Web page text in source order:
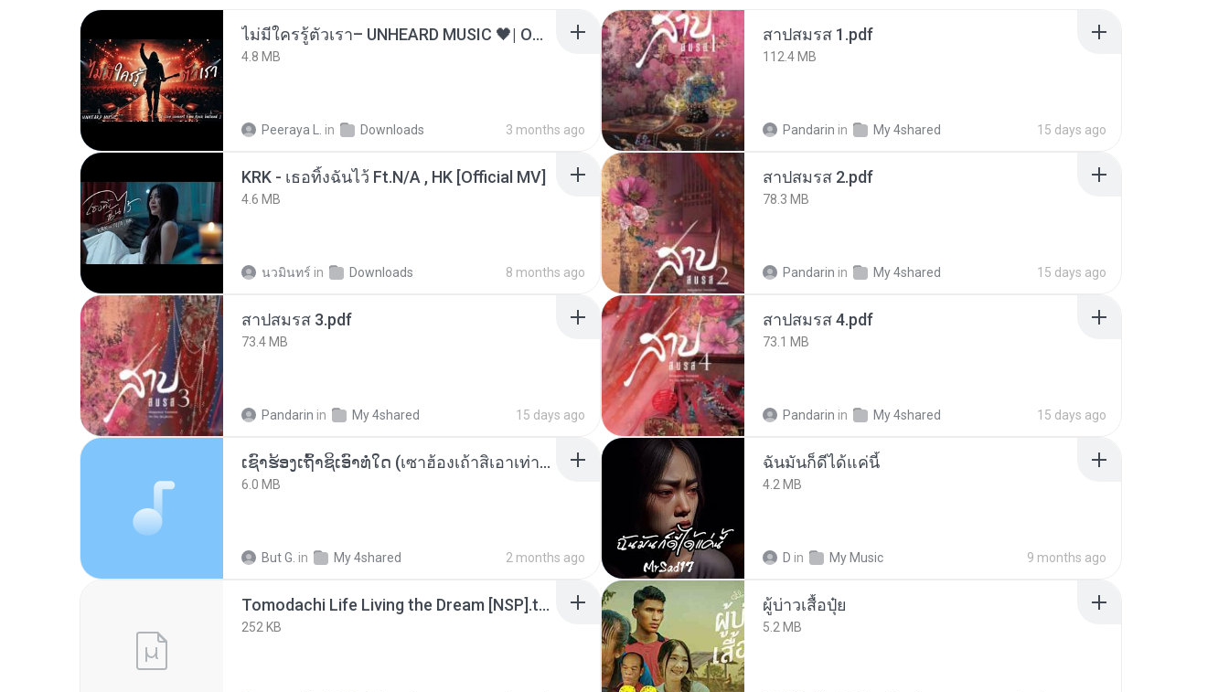
ไม่มีใครรู้ตัวเรา– UNHEARD MUSIC 🖤| Official Lyric Video | เพลงสู้ชีวิต
4.8 MB
Peeraya L. in Downloads 3 months ago
สาปสมรส 1.pdf
112.4 MB
Pandarin in My 4shared 15 days ago
KRK - เธอทิ้งฉันไว้ Ft.N/A , HK [Official MV]
4.6 MB
นวมินทร์ in Downloads 8 months ago
สาปสมรส 2.pdf
78.3 MB
Pandarin in My 4shared 15 days ago
สาปสมรส 3.pdf
73.4 MB
Pandarin in My 4shared 15 days ago
สาปสมรส 4.pdf
73.1 MB
Pandarin in My 4shared 15 days ago
ເຊົາຮ້ອງເຖົ້າຊິເອົາທໍ່ໃດ (เซาฮ้องเถ้าสิเอาเท่าใด) ບຸນເກີດ ຫນູຫ່ວງ ft. ໂສພາ ຈຸນທະລາ
6.0 MB
But G. in My 4shared 2 months ago
ฉันมันก็ดีได้แค่นี้
4.2 MB
D in My Music 9 months ago
Tomodachi Life Living the Dream [NSP].torrent
252 KB
ผู้บ่าวเสื้อปุ๋ย
5.2 MB